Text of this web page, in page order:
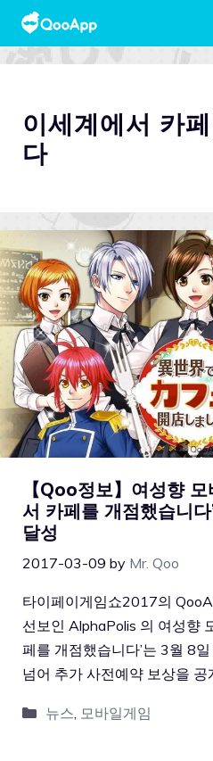
이세계에서 카
다
【Qoo정보】여성향
서 카페를 개점했습니
달성
2017-03-09 by Mr. Qoo
타이페이게임쇼2017의
선보인 AlphaPolis 의 여성향
페를 개점했습니다’는 3월 8
넘어 추가 사전예약 보상을 공
뉴스, 모바일게임